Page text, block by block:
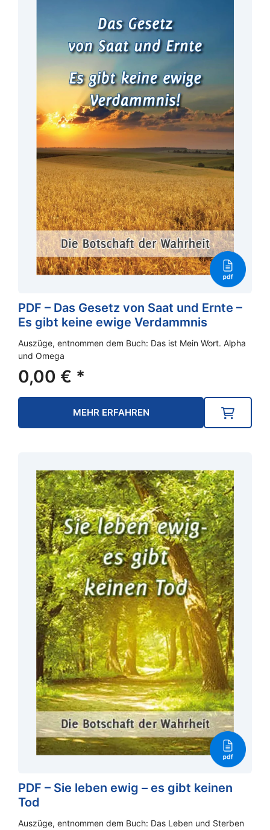
PDF – Das Gesetz von Saat und Ernte –
Es gibt keine ewige Verdammnis
Auszüge, entnommen dem Buch: Das ist Mein Wort. Alpha
und Omega
0,00 € *
MEHR ERFAHREN
PDF – Sie leben ewig – es gibt keinen
Tod
Auszüge, entnommen dem Buch: Das Leben und Sterben